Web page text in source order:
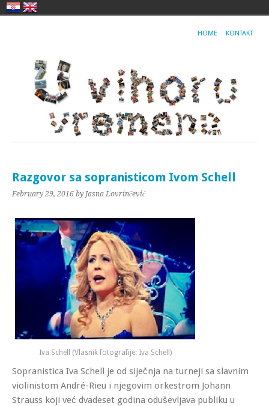
HOME KONTAKT
Razgovor sa sopranisticom Ivom Schell
February 29, 2016 by Jasna Lovrinčević
Iva Schell (Vlasnik fotografije: Iva Schell)
Sopranistica Iva Schell je od siječnja na turneji sa slavnim
violinistom André-Rieu i njegovim orkestrom Johann
Strauss koji već dvadeset godina oduševljava publiku u